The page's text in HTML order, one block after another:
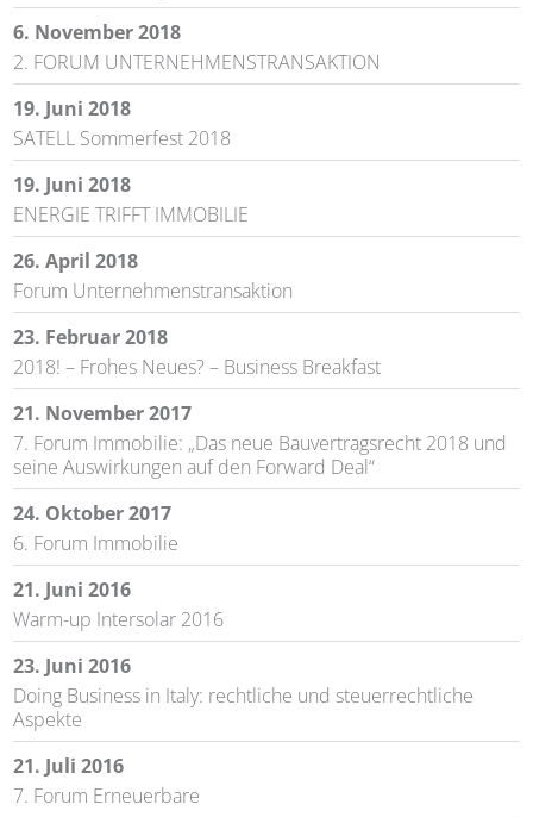
6. November 2018
2. FORUM UNTERNEHMENSTRANSAKTION
19. Juni 2018
SATELL Sommerfest 2018
19. Juni 2018
ENERGIE TRIFFT IMMOBILIE
26. April 2018
Forum Unternehmenstransaktion
23. Februar 2018
2018! – Frohes Neues? – Business Breakfast
21. November 2017
7. Forum Immobilie: „Das neue Bauvertragsrecht 2018 und
seine Auswirkungen auf den Forward Deal“
24. Oktober 2017
6. Forum Immobilie
21. Juni 2016
Warm-up Intersolar 2016
23. Juni 2016
Doing Business in Italy: rechtliche und steuerrechtliche
Aspekte
21. Juli 2016
7. Forum Erneuerbare